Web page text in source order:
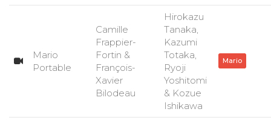
Mario
Portable
Camille
Frappier-
Fortin &
François-
Xavier
Bilodeau
Hirokazu
Tanaka,
Kazumi
Totaka,
Ryoji
Yoshitomi
& Kozue
Ishikawa
Mario